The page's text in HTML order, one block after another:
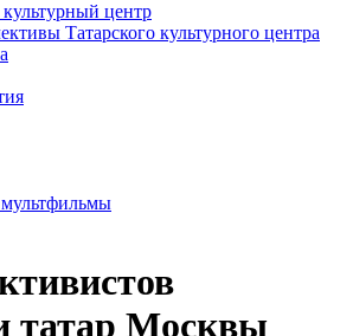
центр
Татарского культурного центра
мультфильмы
татар Москвы